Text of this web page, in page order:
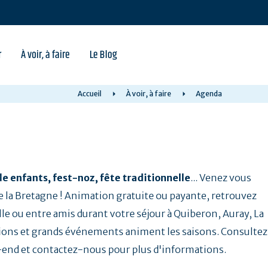
À voir, à faire Le Blog
Accueil À voir, à faire Agenda
enfants, fest-noz, fête traditionnelle... Venez vous
la Bretagne ! Animation gratuite ou payante, retrouvez
ou entre amis durant votre séjour à Quiberon, Auray, La
et grands événements animent les saisons. Consultez
end et contactez-nous pour plus d'informations.